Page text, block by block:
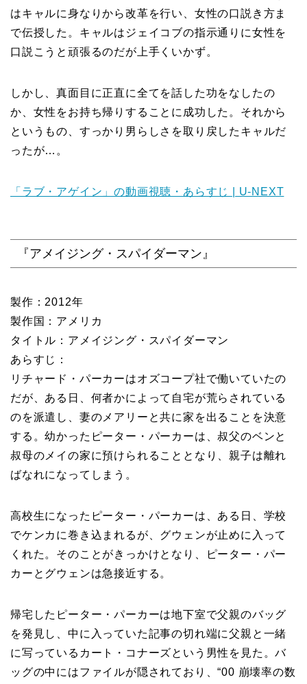
はキャルに身なりから改革を行い、女性の口説き方ま
で伝授した。キャルはジェイコブの指示通りに女性を
口説こうと頑張るのだが上手くいかず。
しかし、真面目に正直に全てを話した功をなしたの
か、女性をお持ち帰りすることに成功した。それから
というもの、すっかり男らしさを取り戻したキャルだ
ったが…。
「ラブ・アゲイン」の動画視聴・あらすじ | U-NEXT
『アメイジング・スパイダーマン』
製作：2012年
製作国：アメリカ
タイトル：アメイジング・スパイダーマン
あらすじ：
リチャード・パーカーはオズコープ社で働いていたの
だが、ある日、何者かによって自宅が荒らされている
のを派遣し、妻のメアリーと共に家を出ることを決意
する。幼かったピーター・パーカーは、叔父のベンと
叔母のメイの家に預けられることとなり、親子は離れ
ばなれになってしまう。
高校生になったピーター・パーカーは、ある日、学校
でケンカに巻き込まれるが、グウェンが止めに入って
くれた。そのことがきっかけとなり、ピーター・パー
カーとグウェンは急接近する。
帰宅したピーター・パーカーは地下室で父親のバッグ
を発見し、中に入っていた記事の切れ端に父親と一緒
に写っているカート・コナーズという男性を見た。バ
ッグの中にはファイルが隠されており、“00 崩壊率の数